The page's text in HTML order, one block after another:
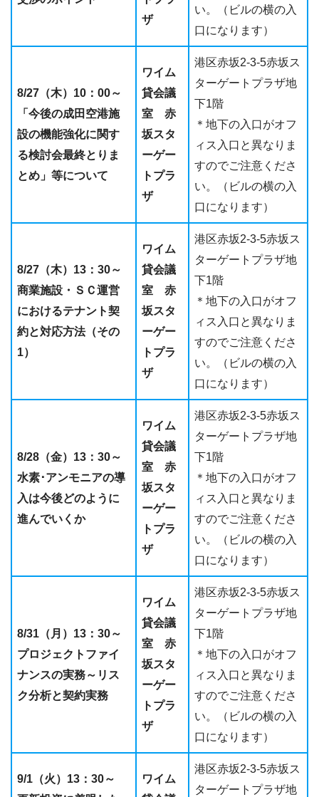
ザ
い。（ビルの横の入
口になります）
8/27（木）10：00～
「今後の成田空港施
設の機能強化に関す
る検討会最終とりま
とめ」等について
ワイム
貸会議
室 赤
坂スタ
ーゲー
トプラ
ザ
港区赤坂2-3-5赤坂ス
ターゲートプラザ地
下1階
＊地下の入口がオフ
ィス入口と異なりま
すのでご注意くださ
い。（ビルの横の入
口になります）
8/27（木）13：30～
商業施設・ＳＣ運営
におけるテナント契
約と対応方法（その
1）
ワイム
貸会議
室 赤
坂スタ
ーゲー
トプラ
ザ
港区赤坂2-3-5赤坂ス
ターゲートプラザ地
下1階
＊地下の入口がオフ
ィス入口と異なりま
すのでご注意くださ
い。（ビルの横の入
口になります）
8/28（金）13：30～
水素･アンモニアの導
入は今後どのように
進んでいくか
ワイム
貸会議
室 赤
坂スタ
ーゲー
トプラ
ザ
港区赤坂2-3-5赤坂ス
ターゲートプラザ地
下1階
＊地下の入口がオフ
ィス入口と異なりま
すのでご注意くださ
い。（ビルの横の入
口になります）
8/31（月）13：30～
プロジェクトファイ
ナンスの実務～リス
ク分析と契約実務
ワイム
貸会議
室 赤
坂スタ
ーゲー
トプラ
ザ
港区赤坂2-3-5赤坂ス
ターゲートプラザ地
下1階
＊地下の入口がオフ
ィス入口と異なりま
すのでご注意くださ
い。（ビルの横の入
口になります）
9/1（火）13：30～
ワイム
港区赤坂2-3-5赤坂ス
ターゲートプラザ地